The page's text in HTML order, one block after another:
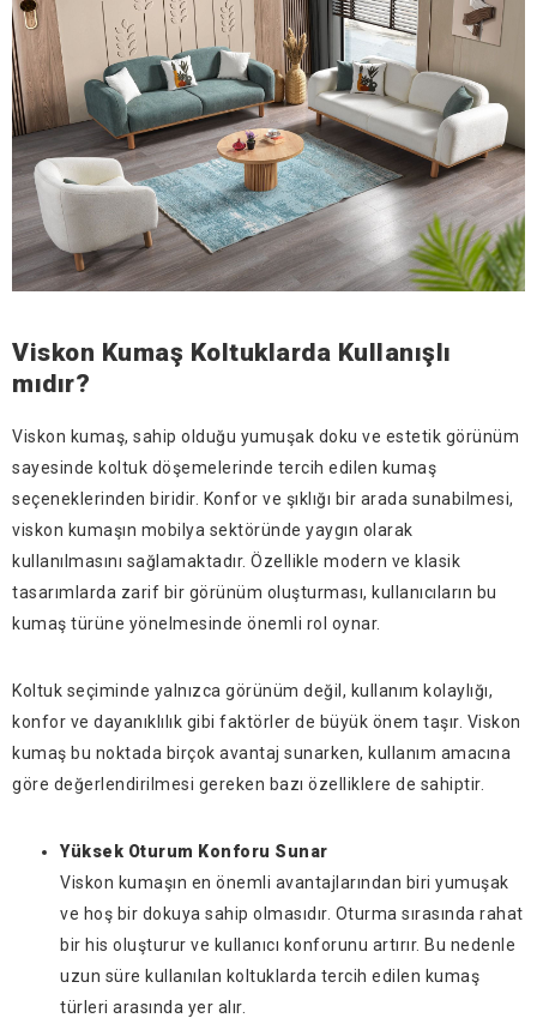
Viskon Kumaş Koltuklarda Kullanışlı
mıdır?
Viskon kumaş, sahip olduğu yumuşak doku ve estetik görünüm
sayesinde koltuk döşemelerinde tercih edilen kumaş
seçeneklerinden biridir. Konfor ve şıklığı bir arada sunabilmesi,
viskon kumaşın mobilya sektöründe yaygın olarak
kullanılmasını sağlamaktadır. Özellikle modern ve klasik
tasarımlarda zarif bir görünüm oluşturması, kullanıcıların bu
kumaş türüne yönelmesinde önemli rol oynar.
Koltuk seçiminde yalnızca görünüm değil, kullanım kolaylığı,
konfor ve dayanıklılık gibi faktörler de büyük önem taşır. Viskon
kumaş bu noktada birçok avantaj sunarken, kullanım amacına
göre değerlendirilmesi gereken bazı özelliklere de sahiptir.
Yüksek Oturum Konforu Sunar
Viskon kumaşın en önemli avantajlarından biri yumuşak
ve hoş bir dokuya sahip olmasıdır. Oturma sırasında rahat
bir his oluşturur ve kullanıcı konforunu artırır. Bu nedenle
uzun süre kullanılan koltuklarda tercih edilen kumaş
türleri arasında yer alır.